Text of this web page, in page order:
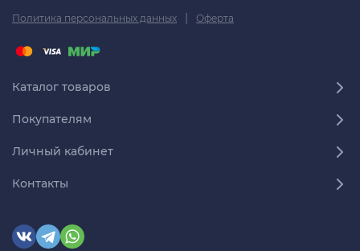
Политика персональных данных | Оферта
Каталог товаров
Покупателям
Личный кабинет
Контакты